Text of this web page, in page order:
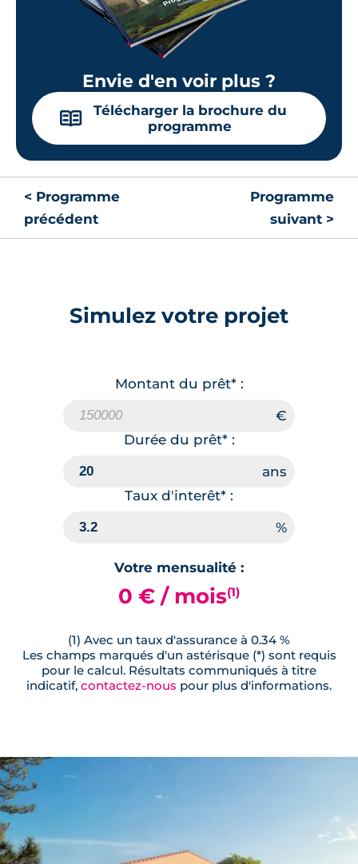
Envie d'en voir plus ?
📖
Télécharger la brochure du
programme
< Programme
précédent
Programme
suivant >
Simulez votre projet
Montant du prêt* :
Durée du prêt* :
Taux d'interêt* :
Votre mensualité :
0 € / mois(1)
(1) Avec un taux d'assurance à 0.34 %
Les champs marqués d'un astérisque (*) sont requis
pour le calcul. Résultats communiqués à titre
indicatif, contactez-nous pour plus d'informations.